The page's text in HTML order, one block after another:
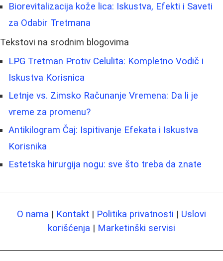
Biorevitalizacija kože lica: Iskustva, Efekti i Saveti
za Odabir Tretmana
Tekstovi na srodnim blogovima
LPG Tretman Protiv Celulita: Kompletno Vodič i
Iskustva Korisnica
Letnje vs. Zimsko Računanje Vremena: Da li je
vreme za promenu?
Antikilogram Čaj: Ispitivanje Efekata i Iskustva
Korisnika
Estetska hirurgija nogu: sve što treba da znate
O nama | Kontakt | Politika privatnosti | Uslovi
korišćenja | Marketinški servisi